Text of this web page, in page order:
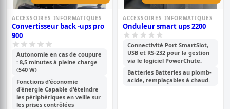
ACCESSOIRES INFORMATIQUES
Convertisseur back -ups pro
900
Autonomie en cas de coupure
: 8,5 minutes à pleine charge
(540 W)
Fonctions d'économie
d'énergie Capable d'éteindre
les périphériques en veille sur
les prises contrôlées
ACCESSOIRES INFORMATIQUES
Onduleur smart ups 2200
Connectivité Port SmartSlot,
USB et RS-232 pour la gestion
via le logiciel PowerChute.
Batteries Batteries au plomb-
acide, remplaçables à chaud.